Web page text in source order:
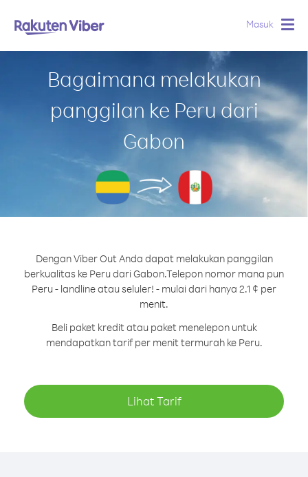
Masuk
Bagaimana melakukan
panggilan ke Peru dari
Gabon
Dengan Viber Out Anda dapat melakukan panggilan
berkualitas ke Peru dari Gabon.Telepon nomor mana pun
Peru - landline atau seluler! - mulai dari hanya 2.1 ¢ per
menit.
Beli paket kredit atau paket menelepon untuk
mendapatkan tarif per menit termurah ke Peru.
Lihat Tarif